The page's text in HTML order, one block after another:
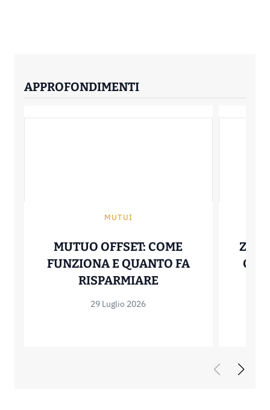
APPROFONDIMENTI
MUTUI
MUTUO OFFSET: COME
FUNZIONA E QUANTO FA
RISPARMIAREMUTUO OFFSET:
29 Luglio 2026